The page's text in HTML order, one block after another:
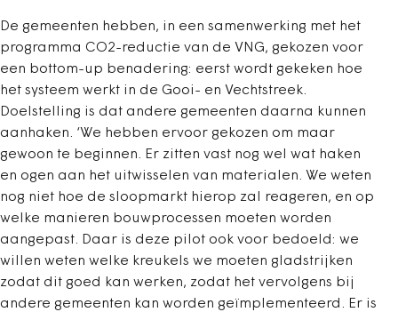
De gemeenten hebben, in een samenwerking met het
programma CO2-reductie van de VNG, gekozen voor
een bottom-up benadering: eerst wordt gekeken hoe
het systeem werkt in de Gooi- en Vechtstreek.
Doelstelling is dat andere gemeenten daarna kunnen
aanhaken. ‘We hebben ervoor gekozen om maar
gewoon te beginnen. Er zitten vast nog wel wat haken
en ogen aan het uitwisselen van materialen. We weten
nog niet hoe de sloopmarkt hierop zal reageren, en op
welke manieren bouwprocessen moeten worden
aangepast. Daar is deze pilot ook voor bedoeld: we
willen weten welke kreukels we moeten gladstrijken
zodat dit goed kan werken, zodat het vervolgens bij
andere gemeenten kan worden geïmplementeerd. Er is